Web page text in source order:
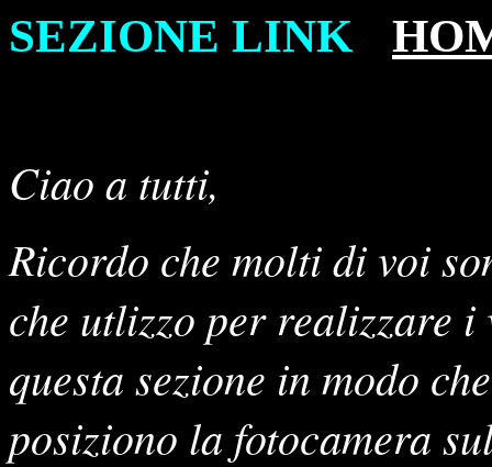
SEZIONE LINK
Ciao a tutti,
Ricordo che molti di voi
che utlizzo per realizzare
questa sezione in modo
posiziono la fotocamera